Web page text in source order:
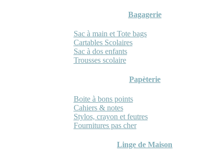
Bagagerie
Sac à main et Tote bags
Cartables Scolaires
Sac à dos enfants
Trousses scolaire
Papèterie
Boite à bons points
Cahiers & notes
Stylos, crayon et feutres
Fournitures pas cher
Linge de Maison